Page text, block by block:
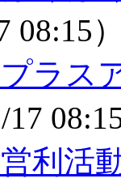
08:15）
プラス
17
利活